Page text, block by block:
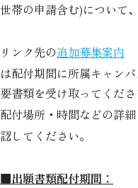
世帯の申請含む)について
リンク先の追加募集案内
は配付期間に所属キャン
要書類を受け取ってくださ
配付場所・時間などの詳細
認してください。
■出願書類配付期間：